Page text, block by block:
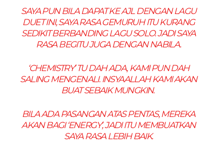
SAYA PUN BILA DAPAT KE AJL DENGAN LAGU
DUET INI, SAYA RASA GEMURUH ITU KURANG
SEDIKIT BERBANDING LAGU SOLO. JADI SAYA
RASA BEGITU JUGA DENGAN NABILA.
‘CHEMISTRY’ TU DAH ADA, KAMI PUN DAH
SALING MENGENALI. INSYAALLAH KAMI AKAN
BUAT SEBAIK MUNGKIN.
BILA ADA PASANGAN ATAS PENTAS, MEREKA
AKAN BAGI ‘ENERGY’, JADI ITU MEMBUATKAN
SAYA RASA LEBIH BAIK.